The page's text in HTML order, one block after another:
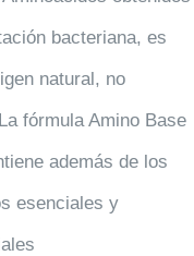
bacteriana, es
natural, no
fórmula Amino Base
además de los
esenciales y